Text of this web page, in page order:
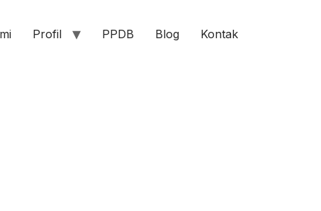
Profil PPDB Blog Kontak